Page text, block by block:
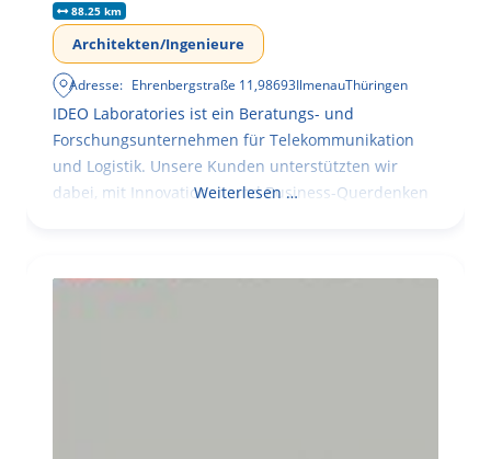
88.25 km
Architekten/Ingenieure
Adresse: Ehrenbergstraße 11,98693IlmenauThüringen
IDEO Laboratories ist ein Beratungs- und
Forschungsunternehmen für Telekommunikation
und Logistik. Unsere Kunden unterstützten wir
dabei, mit Innovationen und Business-Querdenken
Weiterlesen …